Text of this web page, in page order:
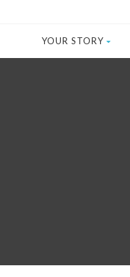
YOUR STORY